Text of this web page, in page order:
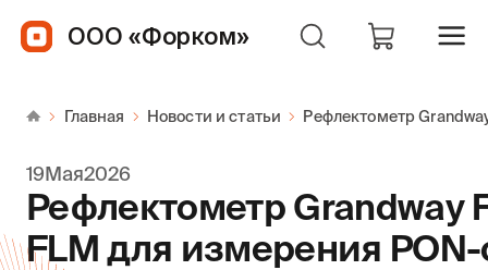
ООО «Форком»
Главная Новости и статьи Рефлектометр
19Мая2026
Рефлектометр Grandway
FLM для измерения PON-